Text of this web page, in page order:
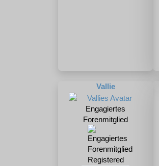
Vallie
Engagiertes
Forenmitglied
Registered